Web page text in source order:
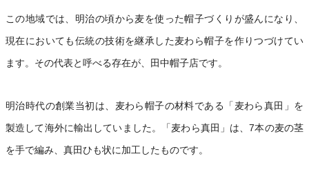
この地域では、明治の頃から麦を使った帽子づくりが盛んになり、
現在においても伝統の技術を継承した麦わら帽子を作りつづけてい
ます。その代表と呼べる存在が、田中帽子店です。
明治時代の創業当初は、麦わら帽子の材料である「麦わら真田」を
製造して海外に輸出していました。「麦わら真田」は、7本の麦の茎
を手で編み、真田ひも状に加工したものです。